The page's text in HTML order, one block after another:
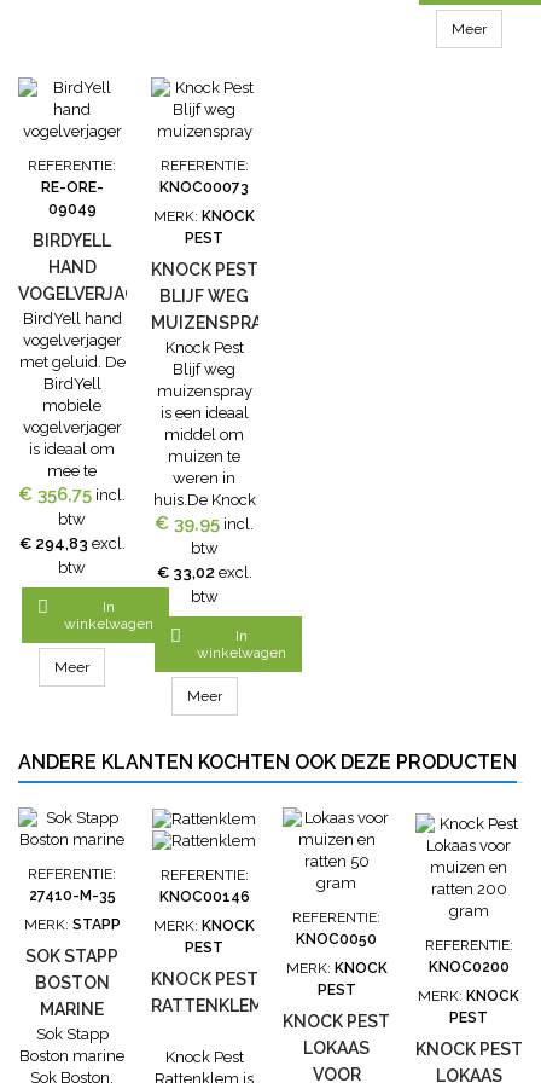
aanwezigheid
van de
onderstaande
Meer
REFERENTIE:
RE-ORE-
09049
BIRDYELL
HAND
VOGELVERJAGER
BirdYell hand
vogelverjager
met geluid. De
BirdYell
mobiele
vogelverjager
is ideaal om
mee te
nemen.
Bijvoorbeeld
op de tractor
tijdens het
voor het
maaien het
geluid van de
BirdYel
vogelverjager
vogels
vogelverjager
is uiteraard
geschikt voor
het verjagen
van
ongewenste
de...
€ 356,75 incl.
btw
€ 294,83 excl.
btw

In
winkelwagen
Meer
REFERENTIE:
KNOC00073
MERK:KNOCK
PEST
KNOCK PEST
BLIJF WEG
MUIZENSPRAY
Knock Pest
Blijf weg
muizenspray
is een ideaal
middel om
muizen te
weren in
huis.De Knock
Pest Blijf weg
muizenspray
helpt zeer
lange tijd
dat muizen
worden
aangetrokken
tot
ongewenste
binnenshuis
en voor
kunnen
zorgen.De
spray is
onzichtbaar en
werkt tot wel 1
maand.GebruiksaanwijzingSpray
de te
beschermen...
€ 39,95 incl.
btw
€ 33,02 excl.
btw

In
winkelwagen
Meer
ANDERE KLANTEN KOCHTEN OOK DEZE PRODUCTEN
REFERENTIE:
27410-M-35
MERK: STAPP
SOK STAPP
BOSTON
MARINE
Sok Stapp
Boston marine
Sok Boston.
REFERENTIE:
KNOC00146
MERK: KNOCK
PEST
KNOCK PEST
RATTENKLEM
Knock Pest
Rattenklem is
REFERENTIE:
KNOC0050
MERK: KNOCK
PEST
KNOCK PEST
LOKAAS
VOOR
REFERENTIE:
KNOC0200
MERK:KNOCK
PEST
KNOCK PEST
LOKAAS